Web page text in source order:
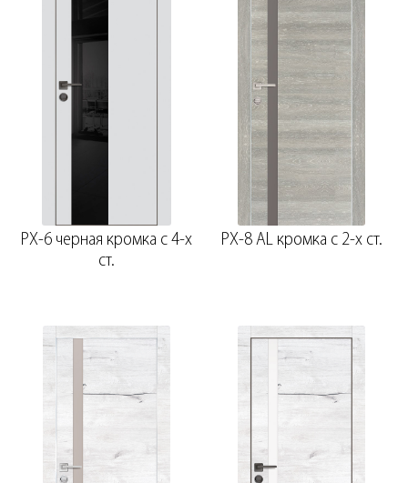
PX-6 черная кромка с 4-х
ст.
PX-8 AL кромка с 2-х ст.